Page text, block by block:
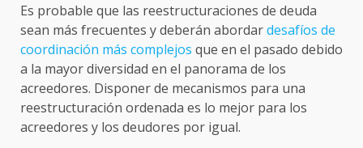
Es probable que las reestructuraciones de deuda
sean más frecuentes y deberán abordardesafíos de
coordinación más complejos que en el pasado debido
a la mayor diversidad en el panorama de los
acreedores. Disponer de mecanismos para una
reestructuración ordenada es lo mejor para los
acreedores y los deudores por igual.